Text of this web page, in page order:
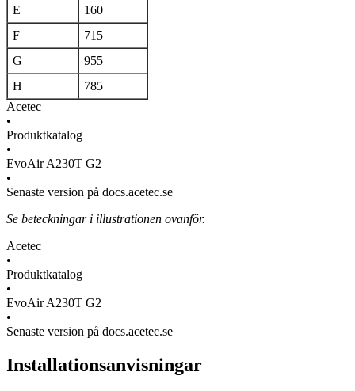
E
160
F
715
G
955
H
785
Acetec
•
Produktkatalog
•
EvoAir A230T G2
•
Senaste version på docs.acetec.se
Se beteckningar i illustrationen ovanför.
Acetec
•
Produktkatalog
•
EvoAir A230T G2
•
Senaste version på docs.acetec.se
Installationsanvisningar